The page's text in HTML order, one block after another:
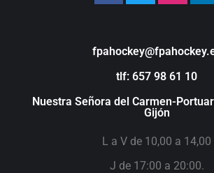
tlf: 657 98 61 10
Nuestra Señora del Carmen-
Gijón
L a V de 10,00 a 14,00
J de 17:00 a 20:00.